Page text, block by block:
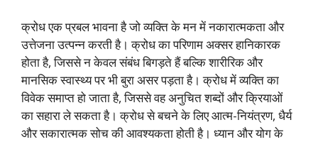
क्रोध एक प्रबल भावना है जो व्यक्ति के मन में नकारात्मकता और
उत्तेजना उत्पन्न करती है। क्रोध का परिणाम अक्सर हानिकारक
होता है, जिससे न केवल संबंध बिगड़ते हैं बल्कि शारीरिक और
मानसिक स्वास्थ्य पर भी बुरा असर पड़ता है। क्रोध में व्यक्ति का
विवेक समाप्त हो जाता है, जिससे वह अनुचित शब्दों और क्रियाओं
का सहारा ले सकता है। क्रोध से बचने के लिए आत्म-नियंत्रण, धैर्य
और सकारात्मक सोच की आवश्यकता होती है। ध्यान और योग के